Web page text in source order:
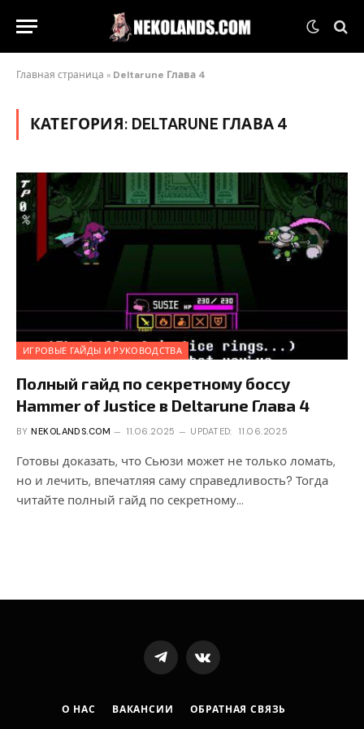
Главная страница » Deltarune Глава 4
КАТЕГОРИЯ: DELTARUNE ГЛАВА 4
ИГРОВЫЕ ГАЙДЫ И РУКОВОДСТВА
Полный гайд по секретному боссу
Hammer of Justice в Deltarune Глава 4
BY NEKOLANDS.COM 11.06.2025 UPDATED: 11.06.2025
Готовы доказать, что Сьюзи может не только ломать,
но и лечить, впечатляя саму справедливость? Тогда
читайте полный гайд по секретному…
TelegramVKontakte
О НАС ВАКАНСИИ
ОБРАТНАЯ СВЯЗЬ